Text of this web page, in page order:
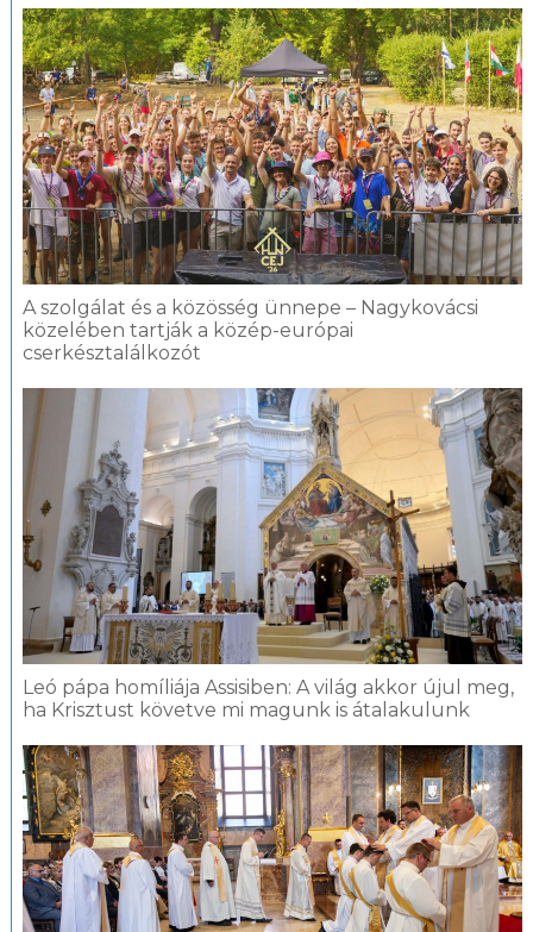
A szolgálat és a közösség ünnepe – Nagykovácsi
közelében tartják a közép-európai
cserkésztalálkozót
Leó pápa homíliája Assisiben: A világ akkor újul meg,
ha Krisztust követve mi magunk is átalakulunk